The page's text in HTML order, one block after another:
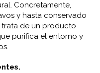
Concretamente,
y hasta conservado
trata de un producto
purifica el entorno y